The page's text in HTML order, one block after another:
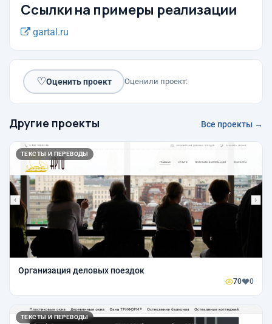
Ссылки на примеры реализации
gartal.ru
♡Оценить проект Оценили проект:
Другие проекты Все проекты →
ТЕКСТЫ И ПЕРЕВОДЫ
Организация деловых поездок
70 0
ТЕКСТЫ И ПЕРЕВОДЫ